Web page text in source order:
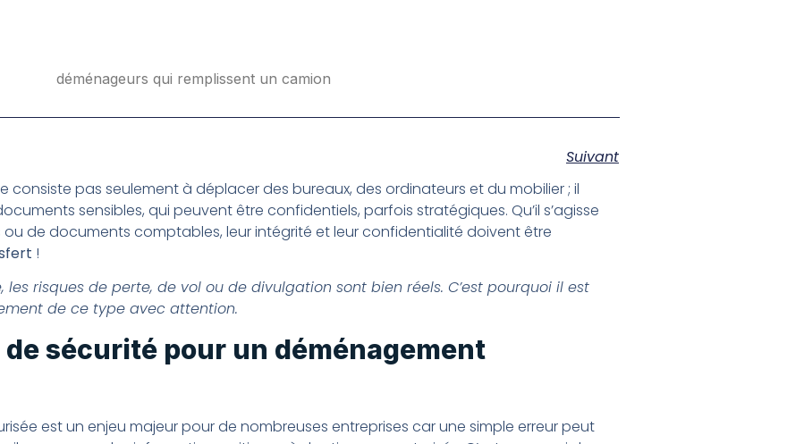
Suivant
consiste pas seulement à déplacer des bureaux, des ordinateurs et du mobilier ; il
sensibles, qui peuvent être confidentiels, parfois stratégiques. Qu’il s’agisse
ou de documents comptables, leur intégrité et leur confidentialité doivent être
!
risques de perte, de vol ou de divulgation sont bien réels. C’est pourquoi il est
de ce type avec attention.
sécurité pour un déménagement
est un enjeu majeur pour de nombreuses entreprises car une simple erreur peut